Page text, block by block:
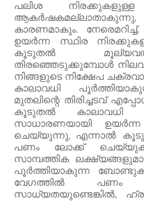
പലിശ
കാരണമാകും.
ഉയർന്ന സ്ഥിര
കൂടുതൽ
തിരഞ്ഞെടുക്കുമ്പോൾ
നിങ്ങളുടെ നിക്ഷേപ
കാലാവധി
മുതലിന്റെ തിരിച്ചടവ്
കൂടുതൽ കാലാവധി
സാധാരണയായി
ചെയ്യുന്നു, എന്നാൽ
പണം ലോക്ക്
സാമ്പത്തിക
പൂർത്തിയാകുന്ന
വേഗത്തിൽ പണം
സാധ്യതയുണ്ടെങ്കിൽ,